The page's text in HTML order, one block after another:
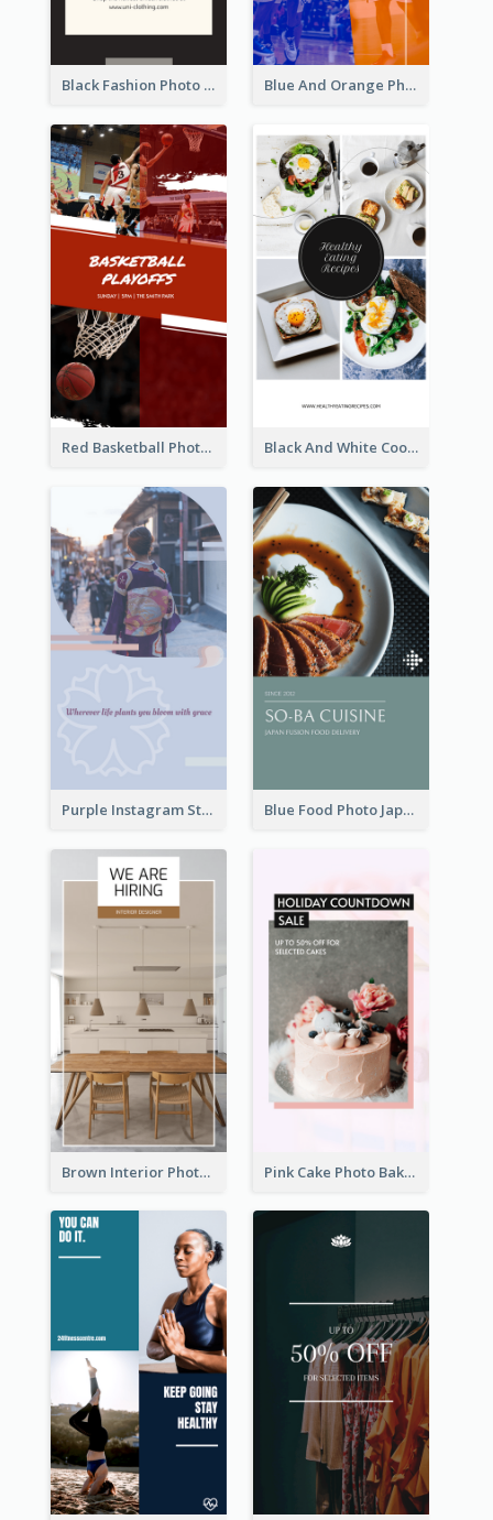
Black Fashion Photo Special Sale Instagram Story Blue And Orange Photo Basketball Match Instagram Story
Red Basketball Photo Basketball Playoffs Instagram Story Black And White Cooking Recipes Instagram Story
Purple Instagram Story Blue Food Photo Japan Cuisine Instagram Story
Brown Interior Photo Hiring Instagram Story Pink Cake Photo Bakery Instagram Story